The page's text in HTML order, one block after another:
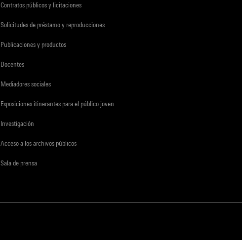
Contratos públicos y licitaciones
Solicitudes de préstamo y reproducciones
Publicaciones y productos
Docentes
Mediadores sociales
Exposiciones itinerantes para el público joven
Investigación
Acceso a los archivos públicos
Sala de prensa